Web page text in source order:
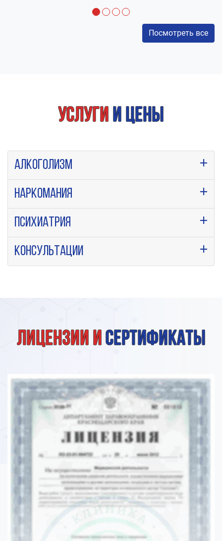
Посмотреть все
Услуги и цены
Алкоголизм
Наркомания
Психиатрия
Консультации
Лицензии исертификаты